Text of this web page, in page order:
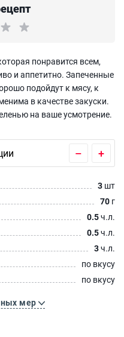
понравится всем,
и аппетитно. Запеченные
подойдут к мясу, к
в качестве закуски.
на ваше усмотрение.
– +
3 шт
70 г
0.5ч.л.
0.5ч.л.
3ч.л.
по вкусу
по вкусу
мер